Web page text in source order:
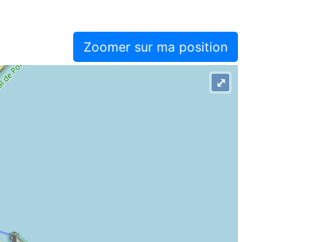
Zoomer sur ma position
⤢